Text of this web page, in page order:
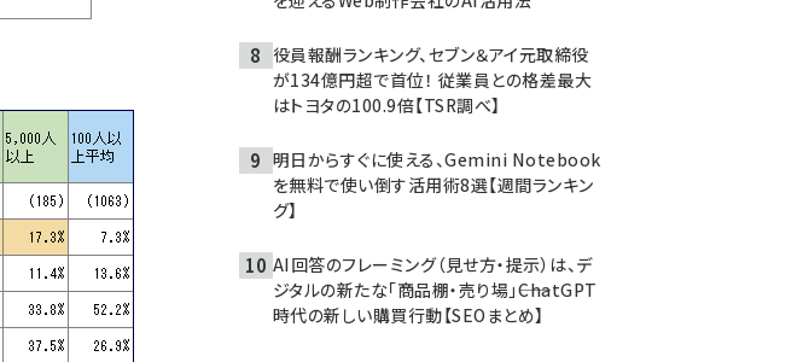
役員報酬ランキング、セブン＆アイ元取締役
が134億円超で首位！ 従業員との格差最大
はトヨタの100.9倍【TSR調べ】
明日からすぐに使える、Gemini Notebook
を無料で使い倒す活用術8選【週間ランキン
グ】
AI回答のフレーミング（見せ方・提示）は、デ
ジタルの新たな「商品棚・売り場」――ChatGPT
時代の新しい購買行動【SEOまとめ】